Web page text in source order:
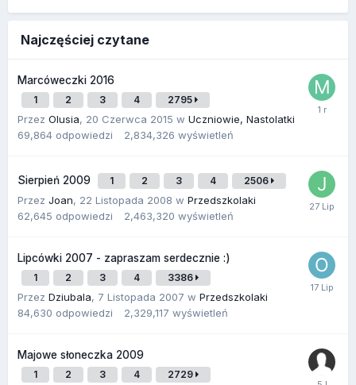
Najczęściej czytane
Marcóweczki 2016
1 2 3 4 2795
Przez Olusia, 20 Czerwca 2015 w Uczniowie, Nastolatki
69,864 odpowiedzi 2,834,326 wyświetleń
Sierpień 2009 1 2 3 4 2506
Przez Joan, 22 Listopada 2008 w Przedszkolaki
62,645 odpowiedzi 2,463,320 wyświetleń
Lipcówki 2007 - zapraszam serdecznie :)
1 2 3 4 3386
Przez Dziubala, 7 Listopada 2007 w Przedszkolaki
84,630 odpowiedzi 2,329,117 wyświetleń
Majowe słoneczka 2009
1 2 3 4 2729